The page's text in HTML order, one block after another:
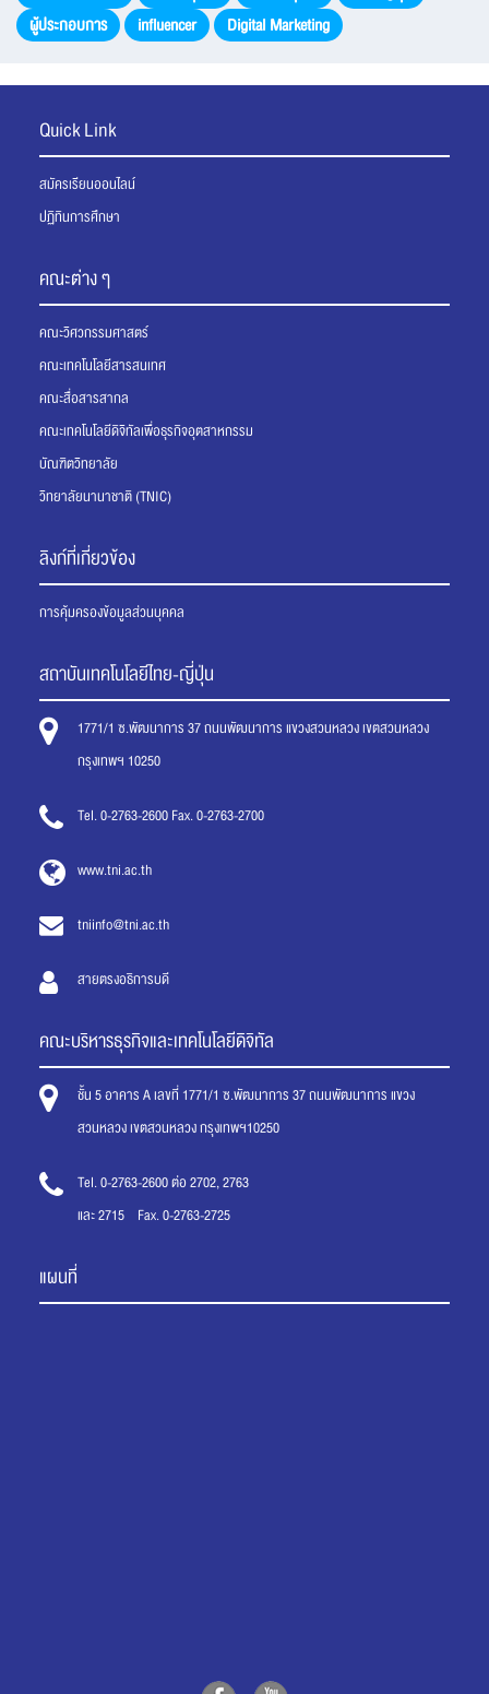
ผู้ประกอบการ
influencer Digital Marketing
Quick Link
สมัครเรียนออนไลน์
ปฏิทินการศึกษา
คณะต่าง ๆ
คณะวิศวกรรมศาสตร์
คณะเทคโนโลยีสารสนเทศ
คณะสื่อสารสากล
คณะเทคโนโลยีดิจิทัลเพื่อธุรกิจอุตสาหกรรม
บัณฑิตวิทยาลัย
วิทยาลัยนานาชาติ (TNIC)
ลิงก์ที่เกี่ยวข้อง
การคุ้มครองข้อมูลส่วนบุคคล
สถาบันเทคโนโลยีไทย-ญี่ปุ่น
1771/1 ซ.พัฒนาการ 37 ถนนพัฒนาการ แขวงสวนหลวง เขตสวนหลวง
กรุงเทพฯ 10250
Tel. 0-2763-2600 Fax. 0-2763-2700
www.tni.ac.th
tniinfo@tni.ac.th
สายตรงอธิการบดี
คณะบริหารธุรกิจและเทคโนโลยีดิจิทัล
ชั้น 5 อาคาร A เลขที่ 1771/1 ซ.พัฒนาการ 37 ถนนพัฒนาการ แขวง
สวนหลวง เขตสวนหลวง กรุงเทพฯ10250
Tel. 0-2763-2600 ต่อ 2702, 2763
และ 2715 Fax. 0-2763-2725
แผนที่